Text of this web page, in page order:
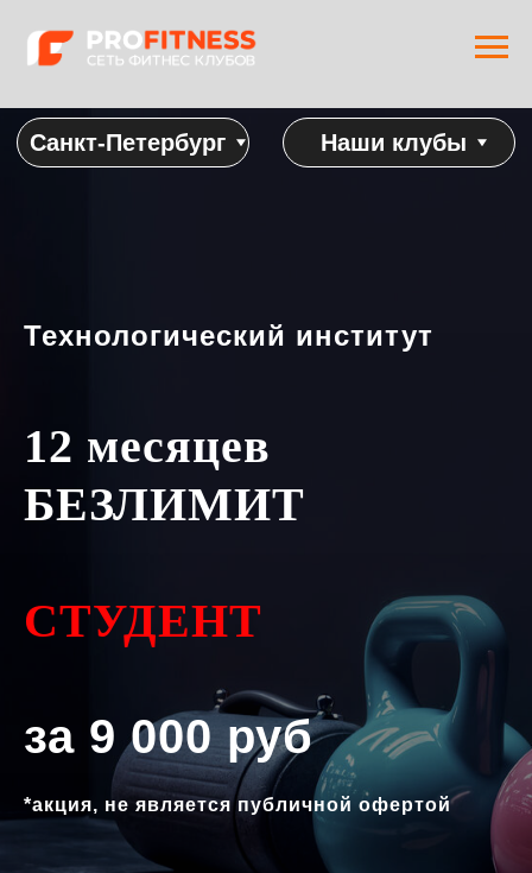
Технологический институт
12 месяцев
БЕЗЛИМИТ
СТУДЕНТ
за 9 000 руб
*акция, не является публичной офертой